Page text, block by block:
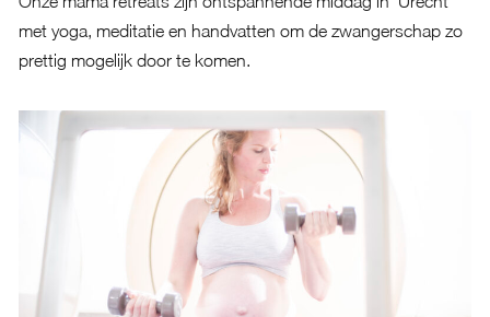
met yoga, meditatie en handvatten om de zwangerschap zo
prettig mogelijk door te komen.